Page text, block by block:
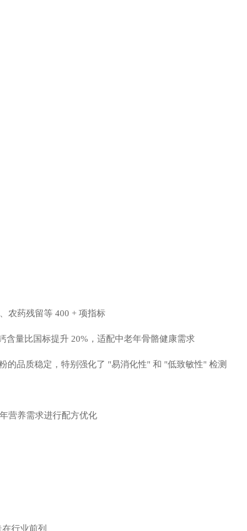
农药残留等 400 + 项指标
含量比国标提升 20%，适配中老年骨骼健康需求
的品质稳定，特别强化了 "易消化性" 和 "低致敏性" 检测
营养需求进行配方优化
行业前列